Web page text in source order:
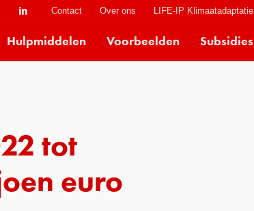
Contact Over ons LIFE-IP Klimaatadaptatie
Hulpmiddelen Voorbeelden Subsidies
tot
euro